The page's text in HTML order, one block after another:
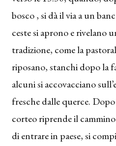
bosco , si dà il via a un
ceste si aprono e rivelano
tradizione, come la
riposano, stanchi dopo la
alcuni si accovacciano
fresche dalle querce.
corteo riprende il
di entrare in paese, si